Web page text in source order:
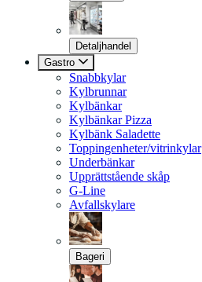
Detaljhandel
Gastro
Snabbkylar
Kylbrunnar
Kylbänkar
Kylbänkar Pizza
Kylbänk Saladette
Toppingenheter/vitrinkylar
Underbänkar
Upprättstående skåp
G-Line
Avfallskylare
Bageri